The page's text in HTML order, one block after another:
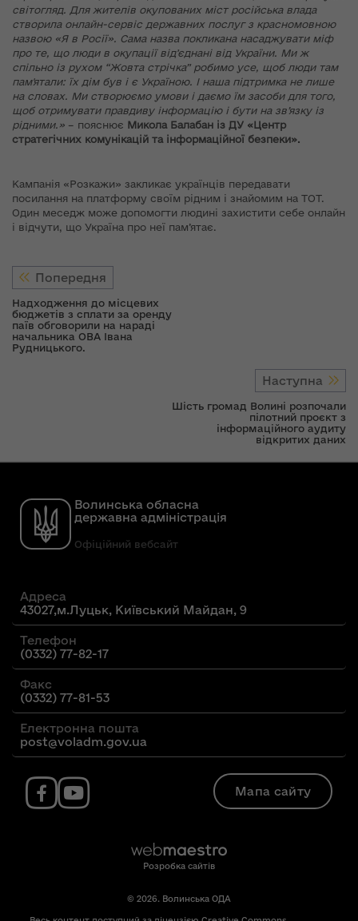
світогляд. Для жителів окупованих міст російська влада
створила онлайн-сервіс державних послуг з красномовною
назвою «Я в Росії». Сама назва покликана насаджувати міф
про те, що люди в окупації відʼєднані від України. Ми ж
спільно із рухом “Жовта стрічка” робимо усе, щоб люди там
пам'ятали: їх дім був і є Україною. І наша підтримка не лише
на словах. Ми створюємо умови і даємо їм засоби для того,
щоб отримувати правдиву інформацію і бути на зв’язку із
рідними.» – пояснює Микола Балабан із ДУ «Центр
стратегічних комунікацій та інформаційної безпеки».
Кампанія «Розкажи» закликає українців передавати
посилання на платформу своїм рідним і знайомим на ТОТ.
Один меседж може допомогти людині захистити себе онлайн
і відчути, що Україна про неї пам’ятає.
Попередня
Надходження до місцевих
бюджетів з сплати за оренду
паїв обговорили на нараді
начальника ОВА Івана
Рудницького.
Наступна
Шість громад Волині розпочали
пілотний проєкт з
інформаційного аудиту
відкритих даних
Волинська обласна
державна адміністрація
Офіційний вебсайт
Адреса
43027,м.Луцьк, Київський Майдан, 9
Телефон
(0332) 77-82-17
Факс
(0332) 77-81-53
Електронна пошта
post@voladm.gov.ua
Мапа сайту
Розробка сайтів
© 2026. Волинська ОДА